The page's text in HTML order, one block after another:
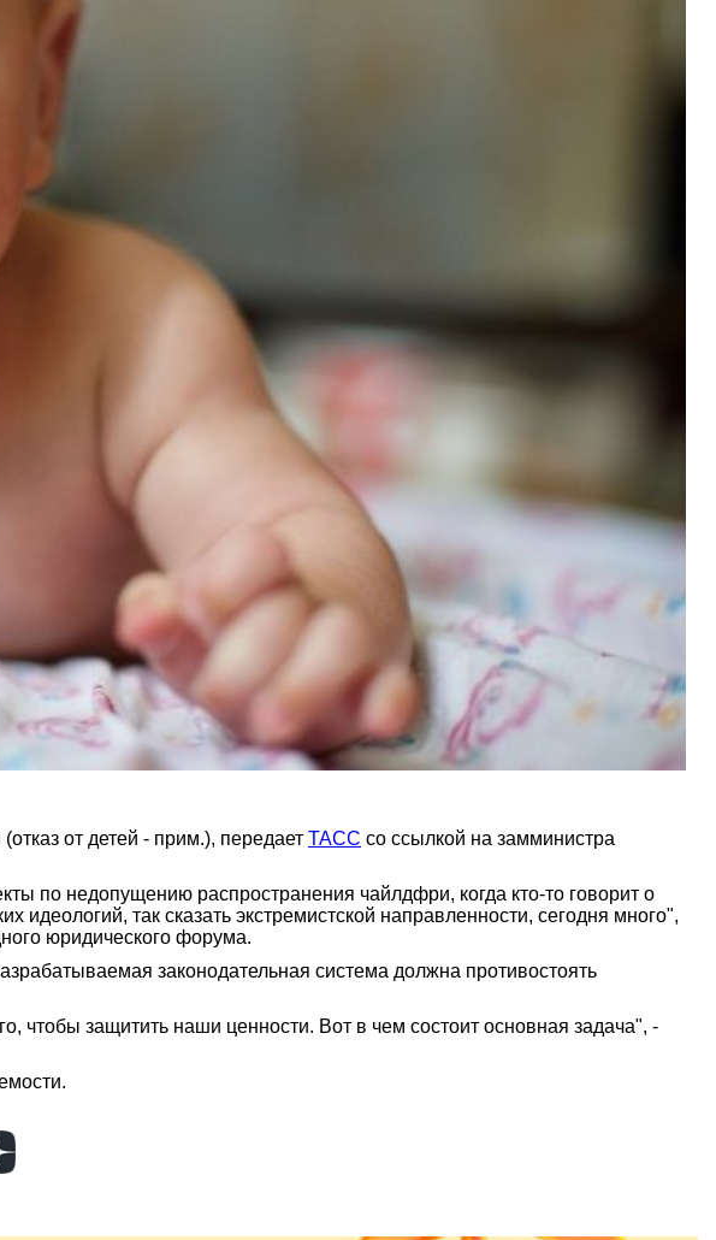
от детей - прим.), передает ТАСС со ссылкой на замминистра
по недопущению распространения чайлдфри, когда кто-то говорит о
так сказать экстремистской направленности, сегодня много",
юридического форума.
законодательная система должна противостоять
чтобы защитить наши ценности. Вот в чем состоит основная задача", -